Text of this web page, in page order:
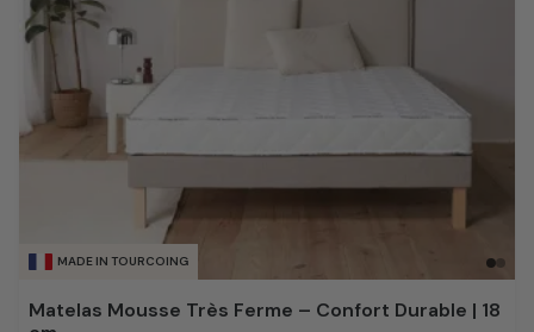
MADE IN TOURCOING
Matelas Mousse Très Ferme – Confort Durable | 18